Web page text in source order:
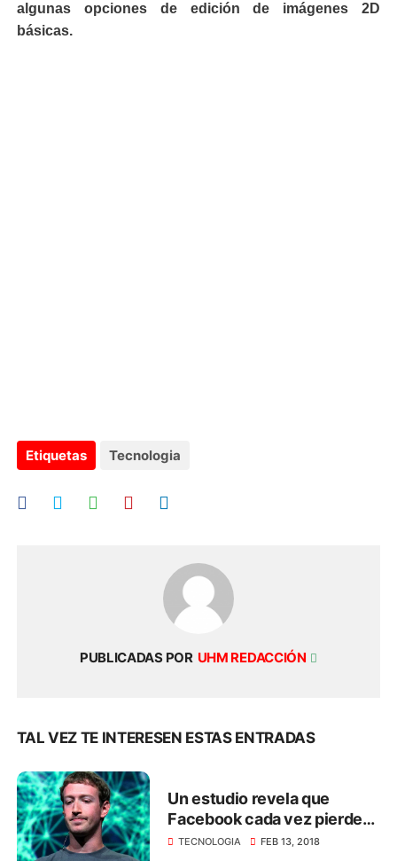
algunas opciones de edición de imágenes 2D
básicas.
Etiquetas Tecnologia
PUBLICADAS POR UHM REDACCIÓN
TAL VEZ TE INTERESEN ESTAS ENTRADAS
Un estudio revela que
Facebook cada vez pierde
más usuarios jóvenes
TECNOLOGIA FEB 13, 2018